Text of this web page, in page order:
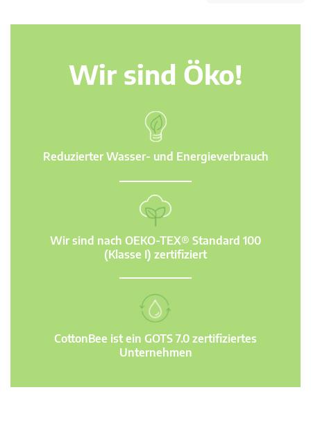
Wir sind Öko!
Reduzierter Wasser- und Energieverbrauch
Wir sind nach OEKO-TEX® Standard 100
(Klasse I) zertifiziert
CottonBee ist ein GOTS 7.0 zertifiziertes
Unternehmen